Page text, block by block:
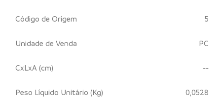
Código de Origem 5
Unidade de Venda PC
CxLxA (cm) --
Peso Líquido Unitário (Kg) 0,0528